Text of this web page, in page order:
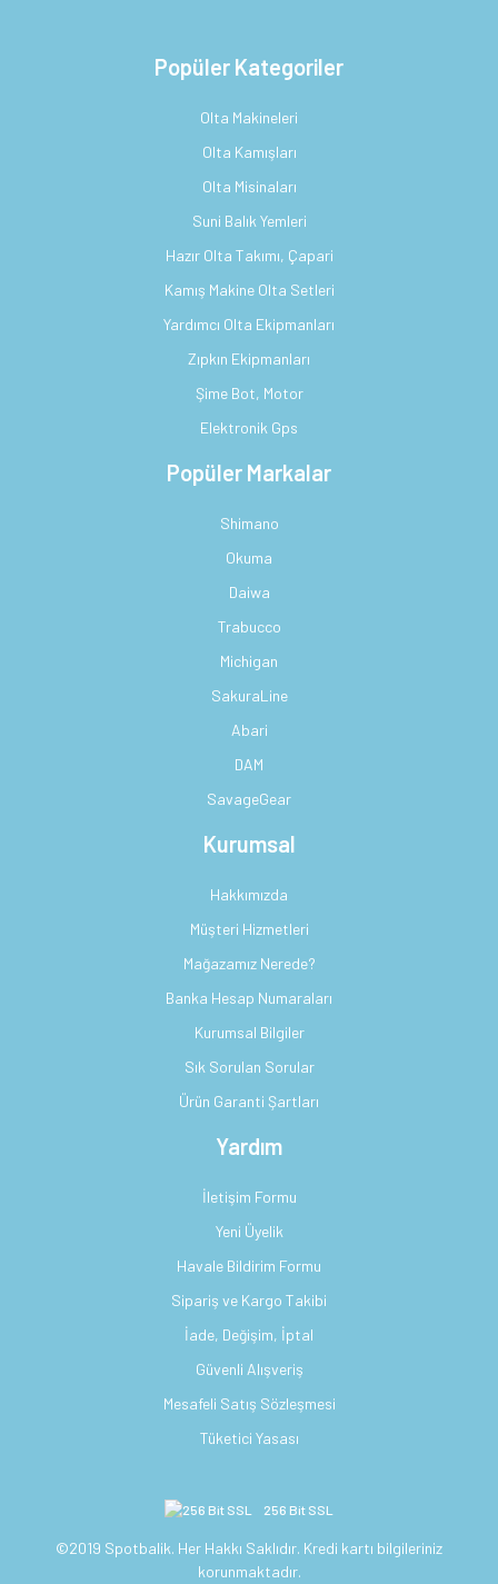
Popüler Kategoriler
Olta Makineleri
Olta Kamışları
Olta Misinaları
Suni Balık Yemleri
Hazır Olta Takımı, Çapari
Kamış Makine Olta Setleri
Yardımcı Olta Ekipmanları
Zıpkın Ekipmanları
Şime Bot, Motor
Elektronik Gps
Popüler Markalar
Shimano
Okuma
Daiwa
Trabucco
Michigan
SakuraLine
Abari
DAM
SavageGear
Kurumsal
Hakkımızda
Müşteri Hizmetleri
Mağazamız Nerede?
Banka Hesap Numaraları
Kurumsal Bilgiler
Sık Sorulan Sorular
Ürün Garanti Şartları
Yardım
İletişim Formu
Yeni Üyelik
Havale Bildirim Formu
Sipariş ve Kargo Takibi
İade, Değişim, İptal
Güvenli Alışveriş
Mesafeli Satış Sözleşmesi
Tüketici Yasası
256 Bit SSL
©2019 Spotbalik. Her Hakkı Saklıdır. Kredi kartı bilgileriniz
korunmaktadır.